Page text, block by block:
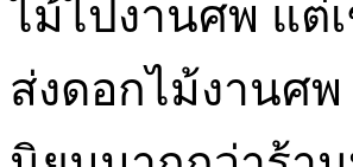
ไม้ไปงานศพ แต่
ส่งดอกไม้งานศ